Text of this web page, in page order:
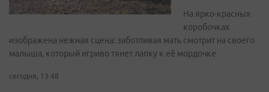
На ярко-красных
коробочках
изображена нежная сцена: заботливая мать смотрит на своего
малыша, который игриво тянет лапку к её мордочке
сегодня, 13:48